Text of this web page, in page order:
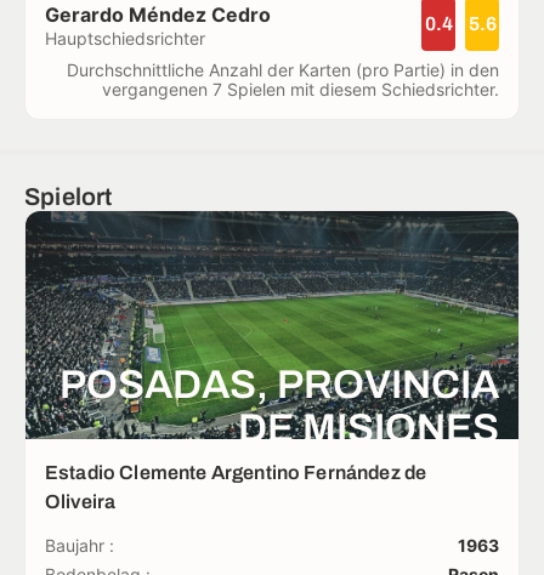
Gerardo Méndez Cedro
Hauptschiedsrichter
0.4 5.6
Durchschnittliche Anzahl der Karten (pro Partie) in den
vergangenen 7 Spielen mit diesem Schiedsrichter.
Spielort
POSADAS, PROVINCIA
DE MISIONES
Estadio Clemente Argentino Fernández de
Oliveira
Baujahr :
1963